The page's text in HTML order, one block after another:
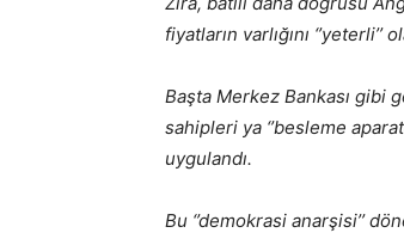
fiyatların varlığını
Başta Merkez Bankası gibi
sahipleri ya ‘’besleme
uygulandı.
Bu ‘’demokrasi anarşisi’’